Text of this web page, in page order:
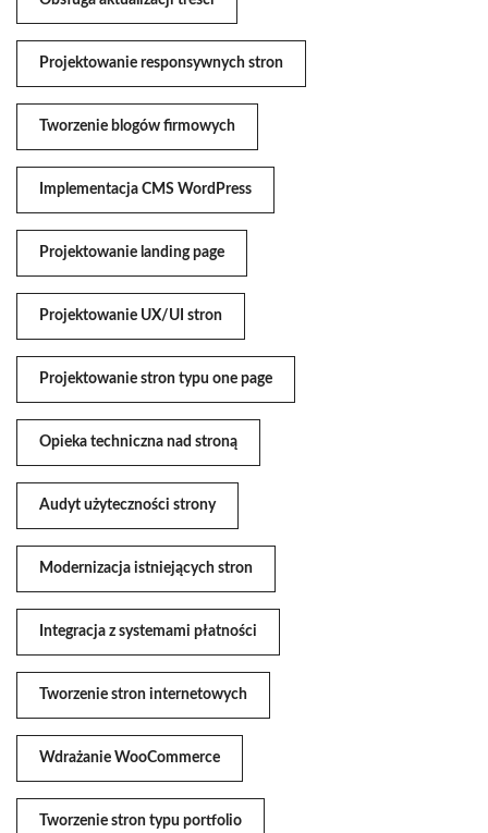
Projektowanie responsywnych stron
Tworzenie blogów firmowych
Implementacja CMS WordPress
Projektowanie landing page
Projektowanie UX/UI stron
Projektowanie stron typu one page
Opieka techniczna nad stroną
Audyt użyteczności strony
Modernizacja istniejących stron
Integracja z systemami płatności
Tworzenie stron internetowych
Wdrażanie WooCommerce
Tworzenie stron typu portfolio